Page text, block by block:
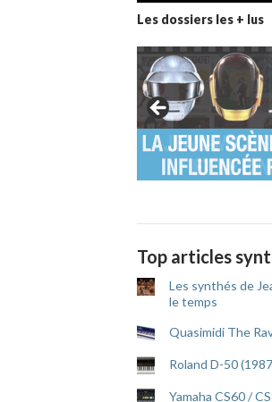
Les dossiers les + lus
Top articles
Les synthés de
le temps
Quasimidi The
Roland D-50
Yamaha CS60 /